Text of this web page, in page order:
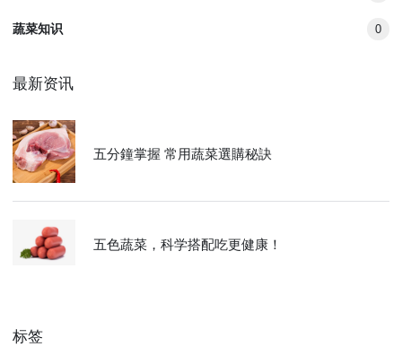
蔬菜知识 0
最新资讯
五分鐘掌握 常用蔬菜選購秘訣
五色蔬菜，科学搭配吃更健康！
标签